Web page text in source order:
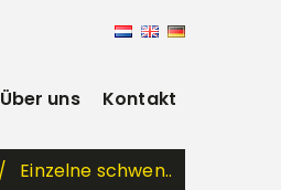
Über uns Kontakt
Einzelne schwen..